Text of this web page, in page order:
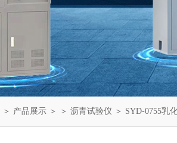
＞ 产品展示 ＞ ＞ 沥青试验仪 ＞ SYD-0755乳